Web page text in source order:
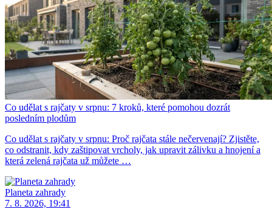
Co udělat s rajčaty v srpnu: 7 kroků, které pomohou dozrát
posledním plodům
Co udělat s rajčaty v srpnu: Proč rajčata stále nečervenají? Zjistěte,
co odstranit, kdy zaštipovat vrcholy, jak upravit zálivku a hnojení a
která zelená rajčata už můžete …
Planeta zahrady
7. 8. 2026, 19:41